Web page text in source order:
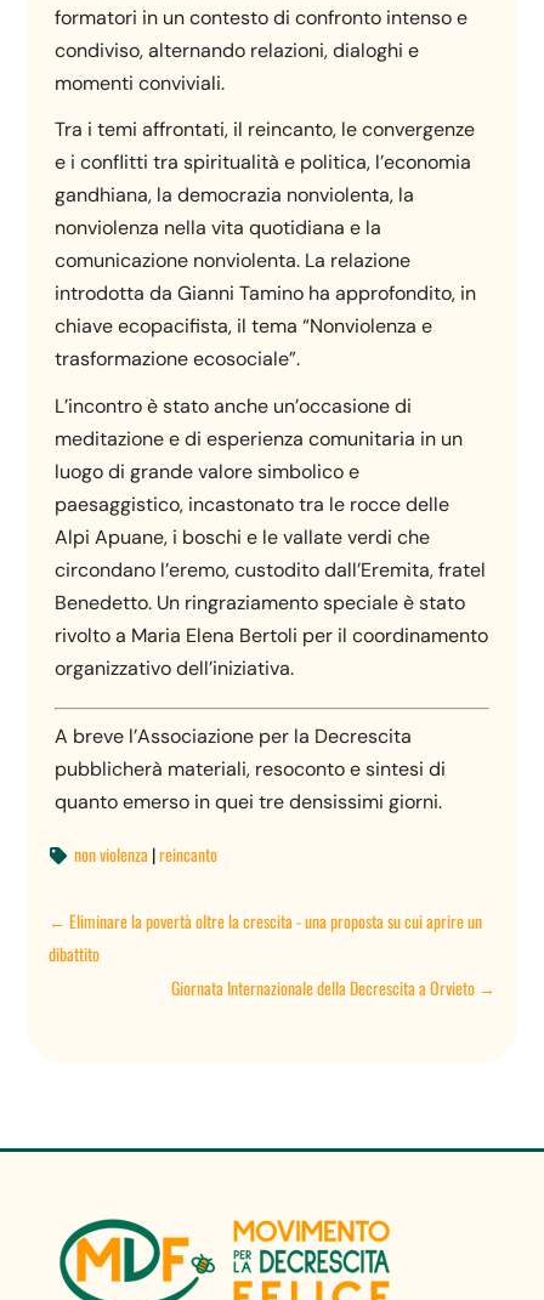
formatori in un contesto di confronto intenso e
condiviso, alternando relazioni, dialoghi e
momenti conviviali.
Tra i temi affrontati, il reincanto, le convergenze
e i conflitti tra spiritualità e politica, l’economia
gandhiana, la democrazia nonviolenta, la
nonviolenza nella vita quotidiana e la
comunicazione nonviolenta. La relazione
introdotta da Gianni Tamino ha approfondito, in
chiave ecopacifista, il tema “Nonviolenza e
trasformazione ecosociale”.
L’incontro è stato anche un’occasione di
meditazione e di esperienza comunitaria in un
luogo di grande valore simbolico e
paesaggistico, incastonato tra le rocce delle
Alpi Apuane, i boschi e le vallate verdi che
circondano l’eremo, custodito dall’Eremita, fratel
Benedetto. Un ringraziamento speciale è stato
rivolto a Maria Elena Bertoli per il coordinamento
organizzativo dell’iniziativa.
A breve l’Associazione per la Decrescita
pubblicherà materiali, resoconto e sintesi di
quanto emerso in quei tre densissimi giorni.
 non violenza |reincanto
←Eliminare la povertà oltre la crescita - una proposta su cui aprire un
dibattito
Giornata Internazionale della Decrescita a Orvieto→